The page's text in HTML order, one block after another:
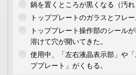
鍋を置くところが黒くなる（汚れ
トッププレートのガラスとフレ
トッププレート操作部のシール
溶けて穴が開いてきた。
使用中、「左右液晶表示部」や
ププレート」がくもる。